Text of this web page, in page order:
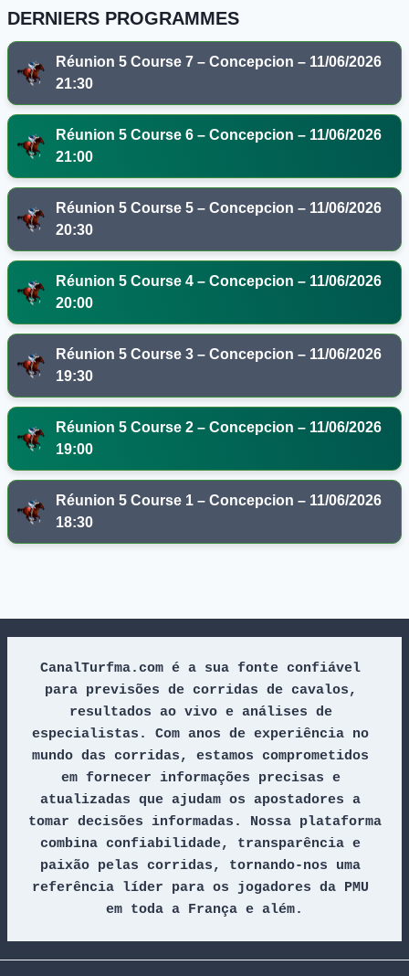
DERNIERS PROGRAMMES
Réunion 5 Course 7 – Concepcion – 11/06/2026
21:30
Réunion 5 Course 6 – Concepcion – 11/06/2026
21:00
Réunion 5 Course 5 – Concepcion – 11/06/2026
20:30
Réunion 5 Course 4 – Concepcion – 11/06/2026
20:00
Réunion 5 Course 3 – Concepcion – 11/06/2026
19:30
Réunion 5 Course 2 – Concepcion – 11/06/2026
19:00
Réunion 5 Course 1 – Concepcion – 11/06/2026
18:30
CanalTurfma.com é a sua fonte confiável
para previsões de corridas de cavalos,
resultados ao vivo e análises de
especialistas. Com anos de experiência no
mundo das corridas, estamos comprometidos
em fornecer informações precisas e
atualizadas que ajudam os apostadores a
tomar decisões informadas. Nossa plataforma
combina confiabilidade, transparência e
paixão pelas corridas, tornando-nos uma
referência líder para os jogadores da PMU
em toda a França e além.